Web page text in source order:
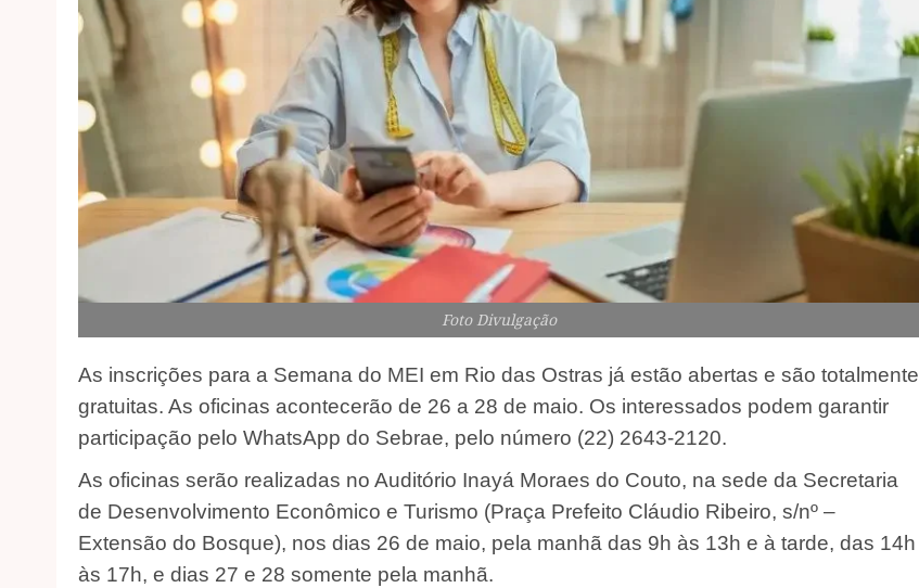
Foto Divulgação
As inscrições para a Semana do MEI em Rio das Ostras já estão abertas e são totalmente
gratuitas. As oficinas acontecerão de 26 a 28 de maio. Os interessados podem garantir
participação pelo WhatsApp do Sebrae, pelo número (22) 2643-2120.
As oficinas serão realizadas no Auditório Inayá Moraes do Couto, na sede da Secretaria
de Desenvolvimento Econômico e Turismo (Praça Prefeito Cláudio Ribeiro, s/nº –
Extensão do Bosque), nos dias 26 de maio, pela manhã das 9h às 13h e à tarde, das 14h
às 17h, e dias 27 e 28 somente pela manhã.